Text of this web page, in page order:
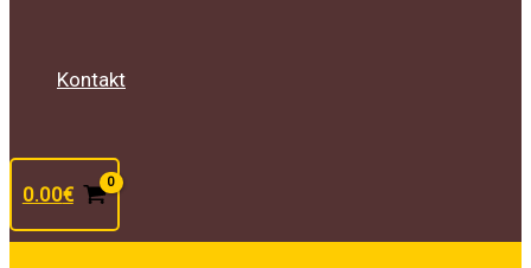
Kontakt
0.00€